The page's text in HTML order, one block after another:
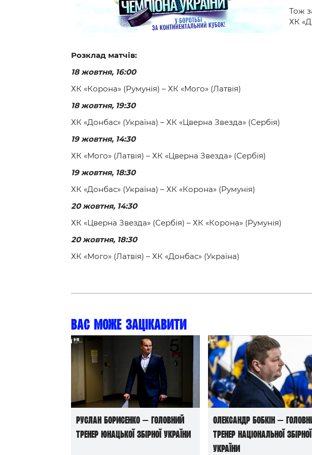
Тож
ХК
Розклад матчів:
18 жовтня, 16:00
ХК «Корона» (Румунія) – ХК «Мого» (Латвія)
18 жовтня, 19:30
ХК «Донбас» (Україна) – ХК «Цверна Звезда» (Сербія)
19 жовтня, 14:30
ХК «Мого» (Латвія) – ХК «Цверна Звезда» (Сербія)
19 жовтня, 18:30
ХК «Донбас» (Україна) – ХК «Корона» (Румунія)
20 жовтня, 14:30
ХК «Цверна Звезда» (Сербія) – ХК «Корона» (Румунія)
20 жовтня, 18:30
ХК «Мого» (Латвія) – ХК «Донбас» (Україна)
Вас може зацікавити
Руслан Борисенко — головний
тренер юнацької збірної України
Олександр Бобкін —
тренер національної збірної
України